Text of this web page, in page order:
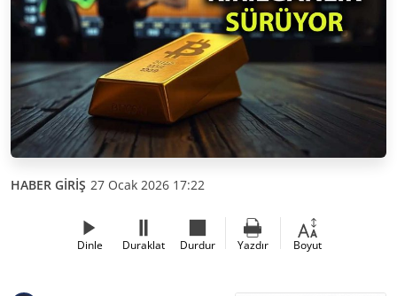
HABER GİRİŞ 27 Ocak 2026 17:22
Dinle Duraklat Durdur Yazdır Boyut